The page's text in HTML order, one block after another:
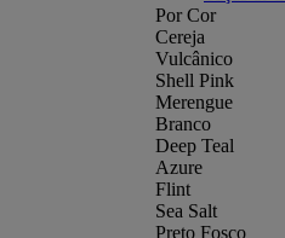
Por Cor
Cereja
Vulcânico
Shell Pink
Merengue
Branco
Deep Teal
Azure
Flint
Sea Salt
Preto Fosco